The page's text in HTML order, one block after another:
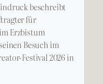
beschreibt
für
Erzbistum
Besuch im
Festival 2026 in